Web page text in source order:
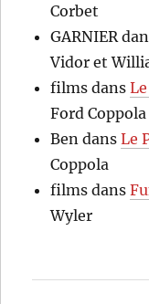
Corbet
GARNIER
Vidor et
films dans
Ford Coppola
Ben dansLe
Coppola
films dans
Wyler